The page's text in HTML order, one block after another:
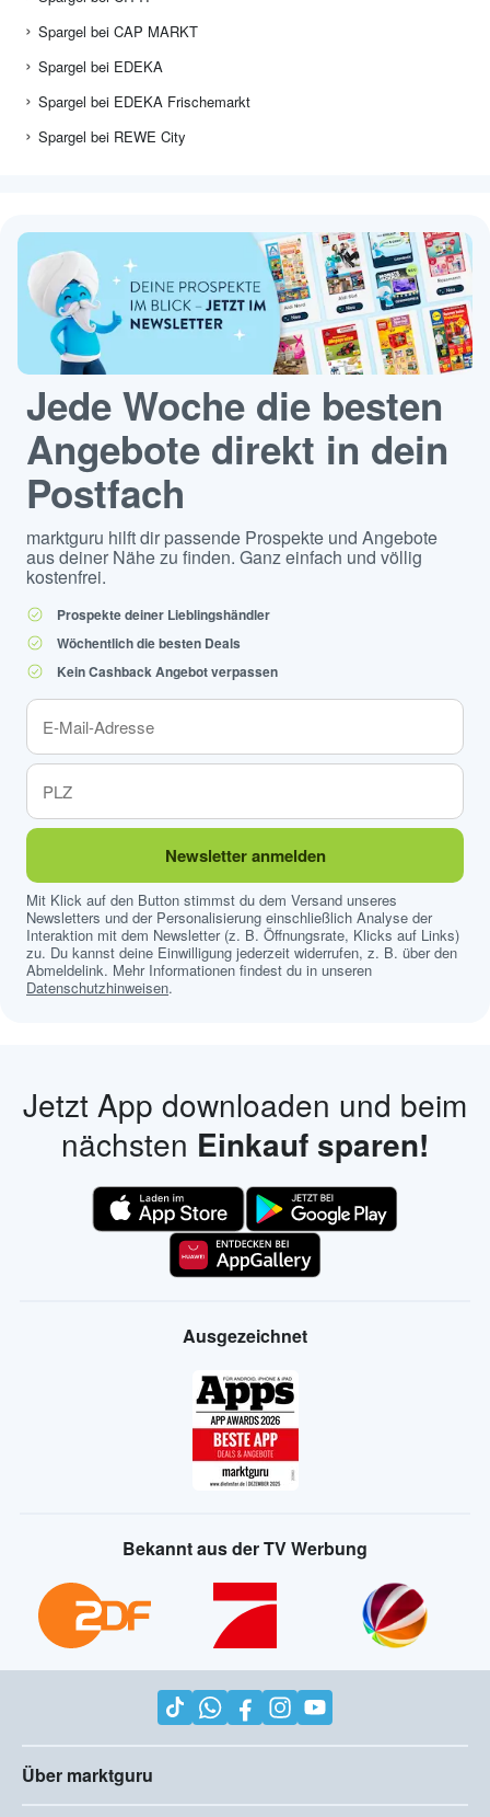
Spargel bei CAP MARKT
Spargel bei EDEKA
Spargel bei EDEKA Frischemarkt
Spargel bei REWE City
Jede Woche die besten
Angebote direkt in dein
Postfach
marktguru hilft dir passende Prospekte und Angebote
aus deiner Nähe zu finden. Ganz einfach und völlig
kostenfrei.
Prospekte deiner Lieblingshändler
Wöchentlich die besten Deals
Kein Cashback Angebot verpassen
Newsletter anmelden
Mit Klick auf den Button stimmst du dem Versand unseres
Newsletters und der Personalisierung einschließlich Analyse der
Interaktion mit dem Newsletter (z. B. Öffnungsrate, Klicks auf Links)
zu. Du kannst deine Einwilligung jederzeit widerrufen, z. B. über den
Abmeldelink. Mehr Informationen findest du in unseren
Datenschutzhinweisen.
Jetzt App downloaden und beim
nächsten Einkauf sparen!
Ausgezeichnet
Bekannt aus der TV Werbung
Über marktguru